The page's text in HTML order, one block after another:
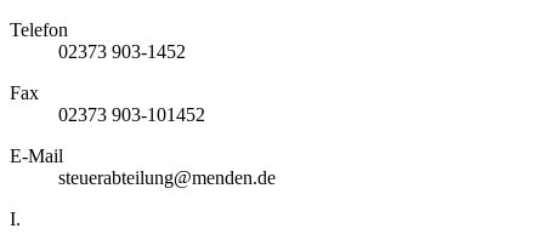
Telefon
02373 903-1452
Fax
02373 903-101452
E-Mail
steuerabteilung@menden.de
I.